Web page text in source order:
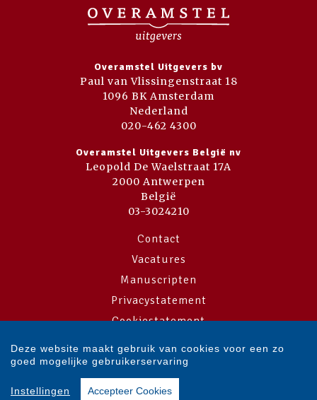
Overamstel Uitgevers bv
Paul van Vlissingenstraat 18
1096 BK Amsterdam
Nederland
020-462 4300
Overamstel Uitgevers België nv
Leopold De Waelstraat 17A
2000 Antwerpen
België
03-3024210
Contact
Vacatures
Manuscripten
Privacystatement
Cookiestatement
Copyright © 2007-2026 Overamstel Uitgevers - Alle rechten voorbehouden
- Ontwerp door
Deze website maakt gebruik van cookies voor een zo
goed mogelijke gebruikerservaring
Instellingen Accepteer Cookies